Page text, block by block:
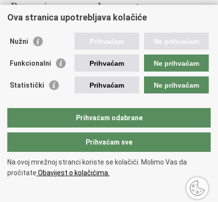
Poveznice pravosudnog sustava
Državno odvjetništvo
Ured za suzbijanje korupcije i organiziranog kriminaliteta
Državnoodvjetničko vijeće
Hrvatska odvjetnička komora
Europski pravosudni portal
Copyright © 2026 Ministarstvo pravosuđa, uprave i digitalne
transformacije Republike Hrvatske.
pristupačnosti.
Ova stranica upotrebljava kolačiće
Nužni Prihvaćam Ne prihvaćam
Funkcionalni Prihvaćam Ne prihvaćam
Statistički Prihvaćam Ne prihvaćam
Prihvaćam odabrane
Prihvaćam sve
Na ovoj mrežnoj stranci koriste se kolačići. Molimo Vas da
pročitate Obavijest o kolačićima.